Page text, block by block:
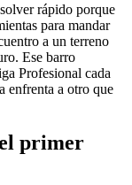
rápido porque
para mandar
a un terreno
Ese barro
Profesional cada
enfrenta a otro que
primer